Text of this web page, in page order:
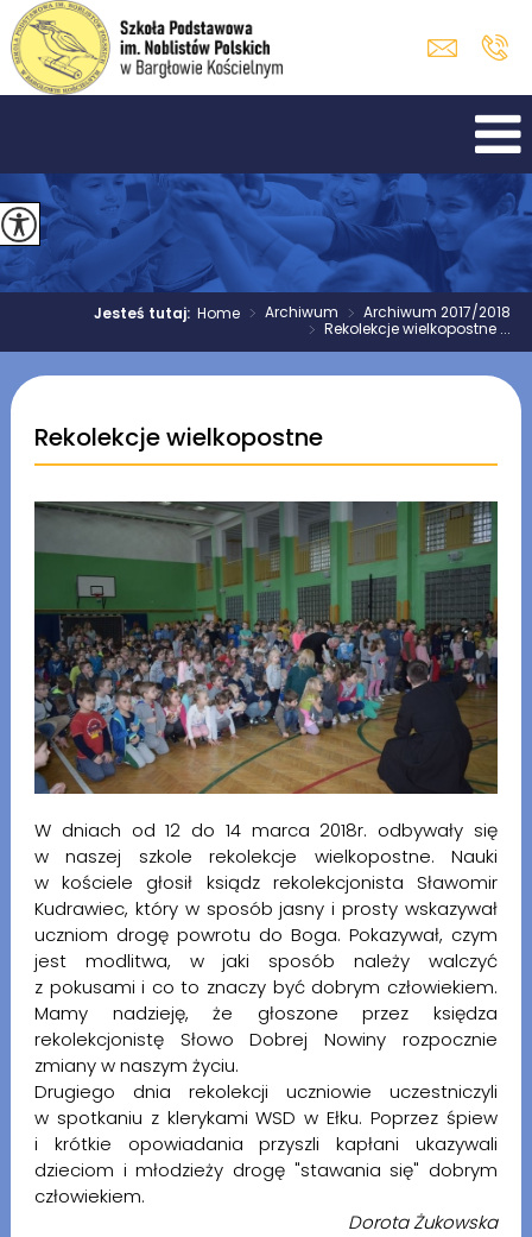
Jesteś tutaj:Home > Archiwum > Archiwum 2017/2018
> Rekolekcje wielkopostne ...
Rekolekcje wielkopostne
W dniach od 12 do 14 marca 2018r. odbywały się
w naszej szkole rekolekcje wielkopostne. Nauki
w kościele głosił ksiądz rekolekcjonista Sławomir
Kudrawiec, który w sposób jasny i prosty wskazywał
uczniom drogę powrotu do Boga. Pokazywał, czym
jest modlitwa, w jaki sposób należy walczyć
z pokusami i co to znaczy być dobrym człowiekiem.
Mamy nadzieję, że głoszone przez księdza
rekolekcjonistę Słowo Dobrej Nowiny rozpocznie
zmiany w naszym życiu.
Drugiego dnia rekolekcji uczniowie uczestniczyli
w spotkaniu z klerykami WSD w Ełku. Poprzez śpiew
i krótkie opowiadania przyszli kapłani ukazywali
dzieciom i młodzieży drogę "stawania się" dobrym
człowiekiem.
Dorota Żukowska